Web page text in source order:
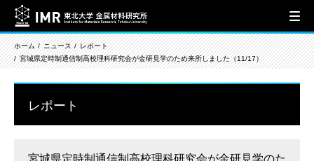
ホーム ニュース
レポート
宮城県定時制通信制高校理科研究会が金研見学のため来所しました（11/17）
レポート
宮城県定時制通信制高校理科研究会が金研見学のた